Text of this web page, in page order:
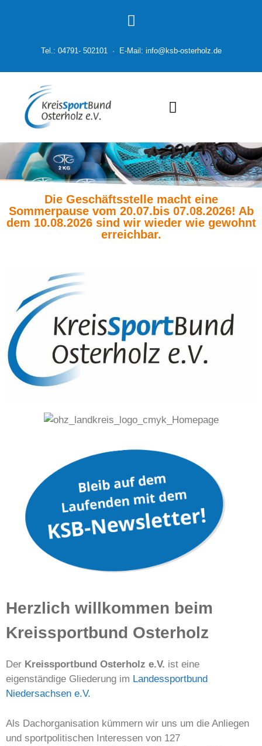
Tel.: 04791- 502101 · E-Mail: info@ksb-osterholz.de
Die Geschäftsstelle macht eine
Sommerpause vom 20.07.bis 07.08.2026! Ab
dem 10.08.2026 sind wir wieder wie gewohnt
erreichbar.
Herzlich willkommen beim
Kreissportbund Osterholz
Der Kreissportbund Osterholz e.V. ist eine
eigenständige Gliederung im Landessportbund
Niedersachsen e.V.
Als Dachorganisation kümmern wir uns um die Anliegen
und sportpolitischen Interessen von 127